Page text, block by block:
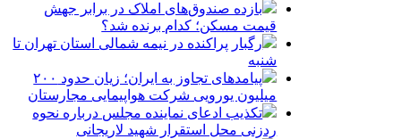
بازده صندوق‌های املاک در برابر جهش
قیمت مسکن؛ کدام برنده شد؟
رگبار پراکنده در نیمه شمالی استان تهران تا
شنبه
پیامدهای تجاوز به ایران؛ زیان حدود ۲۰۰
میلیون یورویی شرکت هواپیمایی مجارستان
تکذیب ادعای نماینده مجلس درباره نحوه
ردزنی محل استقرار شهید لاریجانی